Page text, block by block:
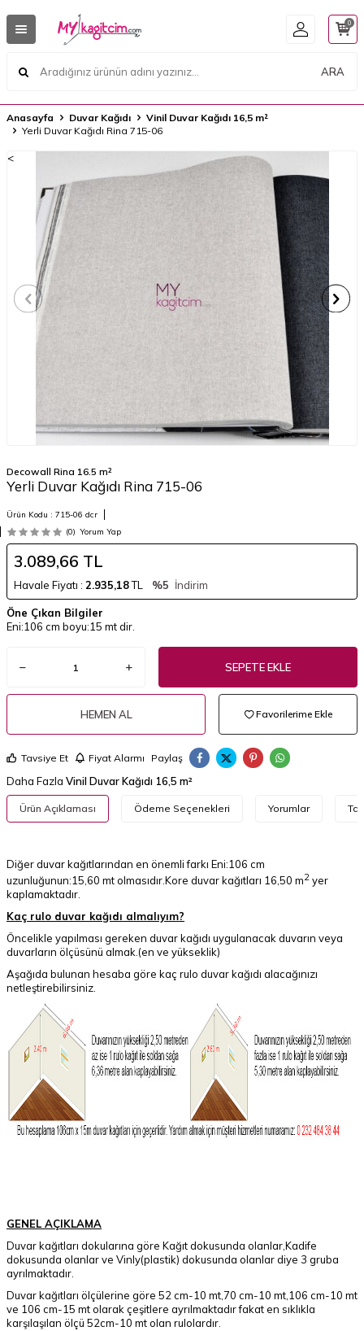
ARA
0
Anasayfa Duvar Kağıdı
Vinil Duvar Kağıdı 16,5 m²
Yerli Duvar Kağıdı Rina 715-06
<
Decowall Rina 16.5 m²
Yerli Duvar Kağıdı Rina 715-06
Ürün Kodu : 715-06 dcr
(0) Yorum Yap
3.089,66 TL
Havale Fiyatı : 2.935,18TL %5 İndirim
Öne Çıkan Bilgiler
Eni:106 cm boyu:15 mt dir.
SEPETE EKLE
HEMEN AL Favorilerime Ekle
Tavsiye Et Fiyat Alarmı Paylaş
Daha Fazla Vinil Duvar Kağıdı 16,5 m²
Ürün Açıklaması Ödeme Seçenekleri Yorumlar
Diğer duvar kağıtlarından en önemli farkı Eni:106 cm
uzunluğunun:15,60 mt olmasıdır.Kore duvar kağıtları 16,50 m2 yer
kaplamaktadır.
Kaç rulo duvar kağıdı almalıyım?
Öncelikle yapılması gereken duvar kağıdı uygulanacak duvarın veya
duvarların ölçüsünü almak.(en ve yükseklik)
Aşağıda bulunan hesaba göre kaç rulo duvar kağıdı alacağınızı
netleştirebilirsiniz.
GENEL AÇIKLAMA
Duvar kağıtları dokularına göre Kağıt dokusunda olanlar,Kadife
dokusunda olanlar ve Vinly(plastik) dokusunda olanlar diye 3 gruba
ayrılmaktadır.
Duvar kağıtları ölçülerine göre 52 cm-10 mt,70 cm-10 mt,106 cm-10 mt
ve 106 cm-15 mt olarak çeşitlere ayrılmaktadır fakat en sıklıkla
karşılaşılan ölçü 52cm-10 mt olan rulolardır.